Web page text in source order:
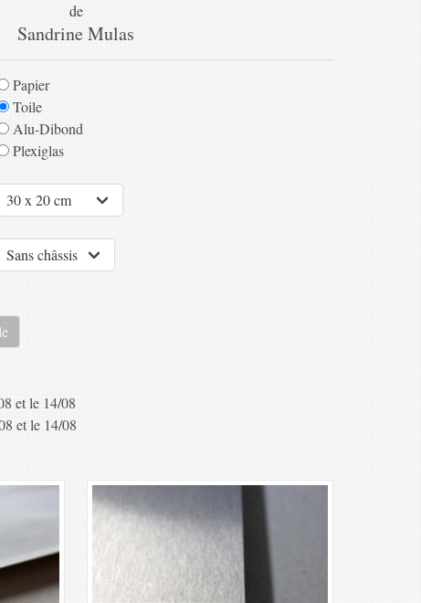
de
Sandrine Mulas
Papier
Toile
Alu-Dibond
Plexiglas
et le 14/08
et le 14/08